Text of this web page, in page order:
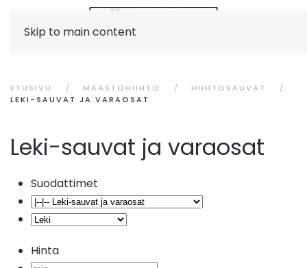
Skip to main content
ETUSIVU MAASTOHIIHTO
HIIHTOSAUVAT
LEKI-SAUVAT JA VARAOSAT
Leki-sauvat ja varaosat
Suodattimet
Hinta